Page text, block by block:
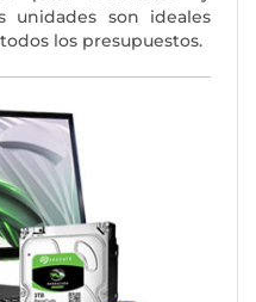
unidades son ideales
los presupuestos.